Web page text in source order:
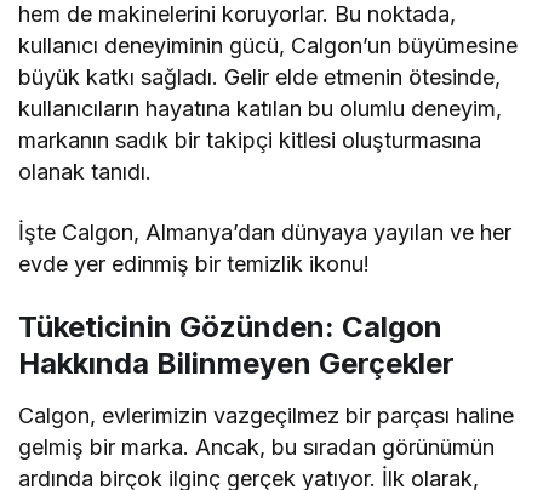
hem de makinelerini koruyorlar. Bu noktada,
kullanıcı deneyiminin gücü, Calgon’un büyümesine
büyük katkı sağladı. Gelir elde etmenin ötesinde,
kullanıcıların hayatına katılan bu olumlu deneyim,
markanın sadık bir takipçi kitlesi oluşturmasına
olanak tanıdı.
İşte Calgon, Almanya’dan dünyaya yayılan ve her
evde yer edinmiş bir temizlik ikonu!
Tüketicinin Gözünden: Calgon
Hakkında Bilinmeyen Gerçekler
Calgon, evlerimizin vazgeçilmez bir parçası haline
gelmiş bir marka. Ancak, bu sıradan görünümün
ardında birçok ilginç gerçek yatıyor. İlk olarak,